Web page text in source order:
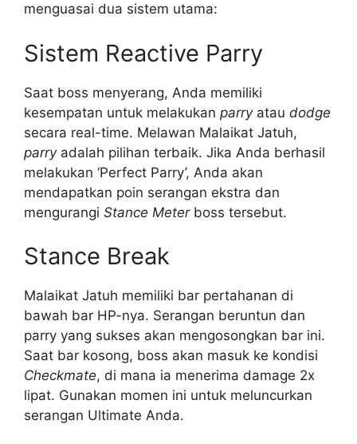
menguasai dua sistem utama:
Sistem Reactive Parry
Saat boss menyerang, Anda memiliki
kesempatan untuk melakukan parryatau dodge
secara real-time. Melawan Malaikat Jatuh,
parryadalah pilihan terbaik. Jika Anda berhasil
melakukan ‘Perfect Parry’, Anda akan
mendapatkan poin serangan ekstra dan
mengurangi Stance Meterboss tersebut.
Stance Break
Malaikat Jatuh memiliki bar pertahanan di
bawah bar HP-nya. Serangan beruntun dan
parry yang sukses akan mengosongkan bar ini.
Saat bar kosong, boss akan masuk ke kondisi
Checkmate, di mana ia menerima damage 2x
lipat. Gunakan momen ini untuk meluncurkan
serangan Ultimate Anda.